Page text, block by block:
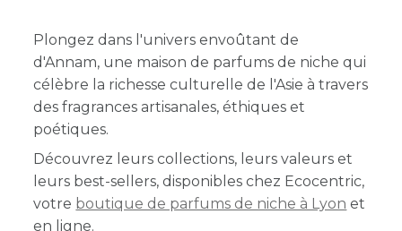
Plongez dans l'univers envoûtant de
d'Annam, une maison de parfums de niche qui
célèbre la richesse culturelle de l'Asie à travers
des fragrances artisanales, éthiques et
poétiques.
Découvrez leurs collections, leurs valeurs et
leurs best-sellers, disponibles chez Ecocentric,
votre boutique de parfums de niche à Lyon et
en ligne.